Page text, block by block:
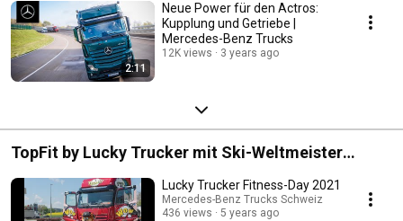
2:11
Neue Power für den Actros:
Kupplung und Getriebe |
Mercedes-Benz Trucks
12K views 3 years ago
TopFit by Lucky Trucker mit Ski-Weltmeister
Patrick Küng
Lucky Trucker Fitness-Day 2021
Mercedes-Benz Trucks Schweiz
436 views
5 years ago